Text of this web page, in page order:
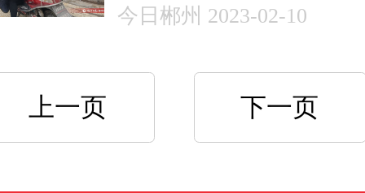
今日郴州 2023-02-10
上一页 下一页